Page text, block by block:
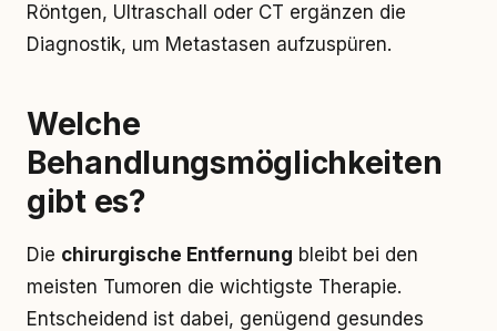
Röntgen, Ultraschall oder CT ergänzen die
Diagnostik, um Metastasen aufzuspüren.
Welche
Behandlungsmöglichkeiten
gibt es?
Die chirurgische Entfernung bleibt bei den
meisten Tumoren die wichtigste Therapie.
Entscheidend ist dabei, genügend gesundes